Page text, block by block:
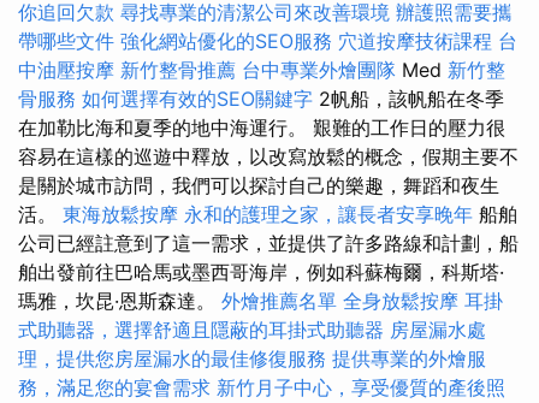
你追回欠款 尋找專業的清潔公司來改善環境 辦護照需要攜
帶哪些文件 強化網站優化的SEO服務 穴道按摩技術課程 台
中油壓按摩 新竹整骨推薦 台中專業外燴團隊 Med 新竹整
骨服務 如何選擇有效的SEO關鍵字 2帆船，該帆船在冬季
在加勒比海和夏季的地中海運行。 艱難的工作日的壓力很
容易在這樣的巡遊中釋放，以改寫放鬆的概念，假期主要不
是關於城市訪問，我們可以探討自己的樂趣，舞蹈和夜生
活。 東海放鬆按摩 永和的護理之家，讓長者安享晚年 船舶
公司已經註意到了這一需求，並提供了許多路線和計劃，船
舶出發前往巴哈馬或墨西哥海岸，例如科蘇梅爾，科斯塔·
瑪雅，坎昆·恩斯森達。 外燴推薦名單 全身放鬆按摩 耳掛
式助聽器，選擇舒適且隱蔽的耳掛式助聽器 房屋漏水處
理，提供您房屋漏水的最佳修復服務 提供專業的外燴服
務，滿足您的宴會需求 新竹月子中心，享受優質的產後照